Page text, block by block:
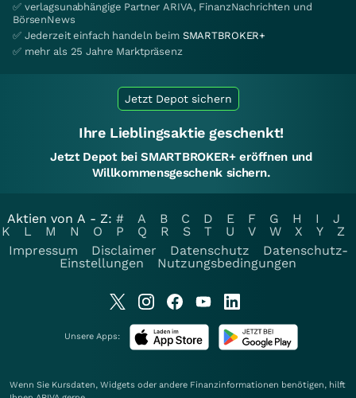
✅ verlagsunabhängige Partner ARIVA, FinanzNachrichten und
BörsenNews
✅ Jederzeit einfach handeln beim SMARTBROKER+
✅ mehr als 25 Jahre Marktpräsenz
Jetzt Depot sichern
Ihre Lieblingsaktie geschenkt!
Jetzt Depot bei SMARTBROKER+ eröffnen und
Willkommensgeschenk sichern.
Aktien von A - Z: # A B C D E F G H I
J
K
L M N O P Q R S T U V W X Y
Z
Impressum
Disclaimer Datenschutz
Datenschutz-
Einstellungen
Nutzungsbedingungen
Unsere Apps:
Wenn Sie Kursdaten, Widgets oder andere Finanzinformationen benötigen, hilft